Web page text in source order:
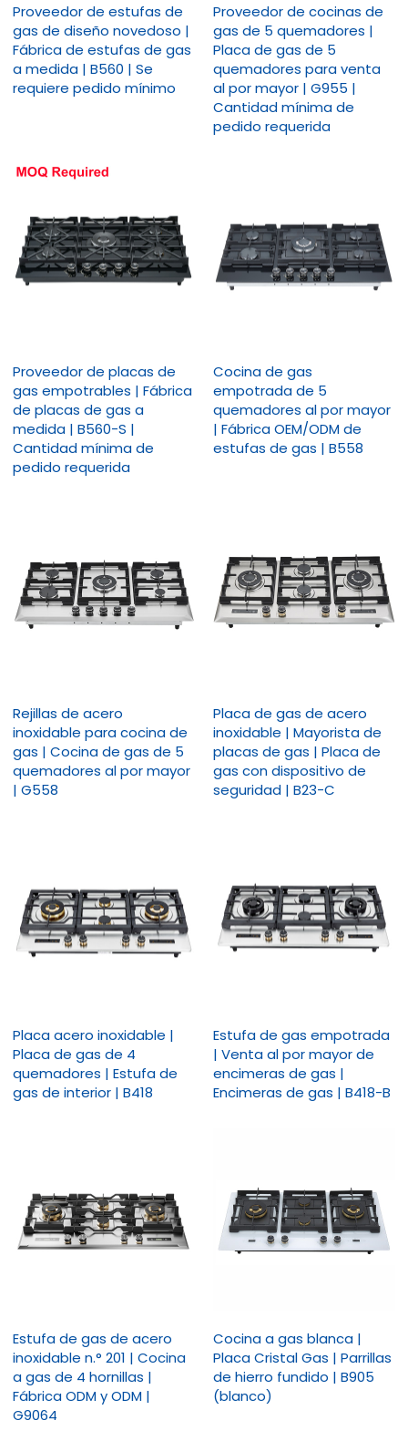
Proveedor de estufas de
gas de diseño novedoso |
Fábrica de estufas de gas
a medida | B560 | Se
requiere pedido mínimo
Proveedor de cocinas de
gas de 5 quemadores |
Placa de gas de 5
quemadores para venta
al por mayor | G955 |
Cantidad mínima de
pedido requerida
Proveedor de placas de
gas empotrables | Fábrica
de placas de gas a
medida | B560-S |
Cantidad mínima de
pedido requerida
Cocina de gas
empotrada de 5
quemadores al por mayor
| Fábrica OEM/ODM de
estufas de gas | B558
Rejillas de acero
inoxidable para cocina de
gas | Cocina de gas de 5
quemadores al por mayor
| G558
Placa de gas de acero
inoxidable | Mayorista de
placas de gas | Placa de
gas con dispositivo de
seguridad | B23-C
Placa acero inoxidable |
Placa de gas de 4
quemadores | Estufa de
gas de interior | B418
Estufa de gas empotrada
| Venta al por mayor de
encimeras de gas |
Encimeras de gas | B418-B
Estufa de gas de acero
inoxidable n.° 201 | Cocina
a gas de 4 hornillas |
Fábrica ODM y ODM |
G9064
Cocina a gas blanca |
Placa Cristal Gas | Parrillas
de hierro fundido | B905
(blanco)